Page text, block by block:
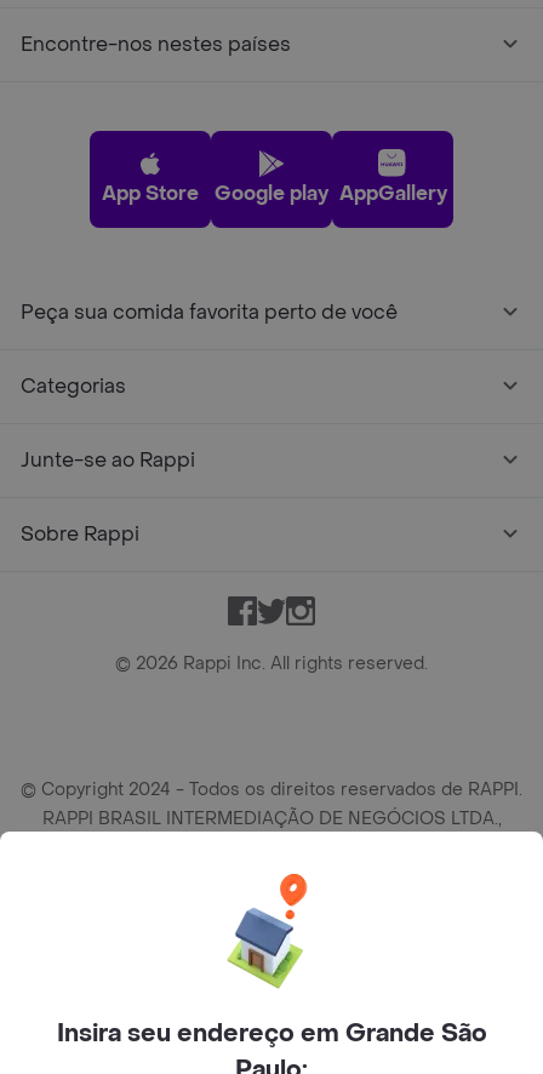
Encontre-nos nestes países
App Store Google play AppGallery
Peça sua comida favorita perto de você
Categorias
Junte-se ao Rappi
Sobre Rappi
Facebook
TwitterInstagram
© 2026 Rappi Inc. All rights reserved.
© Copyright 2024 - Todos os direitos reservados de RAPPI.
RAPPI BRASIL INTERMEDIAÇÃO DE NEGÓCIOS LTDA.,
conj. 91, Lado A, Cerqueira Cesar, São Paulo/SP CEP. 01414-
905, CNPJ/MF n° 26.900.161/0001-25.
Insira seu endereço em Grande São